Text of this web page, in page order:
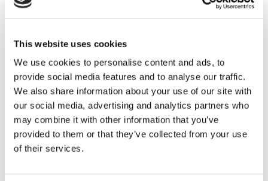
This website uses cookies
We use cookies to personalise content and ads, to
provide social media features and to analyse our traffic.
We also share information about your use of our site with
our social media, advertising and analytics partners who
may combine it with other information that you’ve
provided to them or that they’ve collected from your use
of their services.
TÜRSAB – Las transacciones en flymedi.com son
viajes de Grupo A registrada en TÜRSAB (Certificado No:
Todos los tratamientos son realizados por una institución de
salud certificada en turismo de salud.
A Cerca de Nosotros
¿Cómo funciona?
Guía Preoperatoria
Autores & revisores
Flymedi Programa de Referidos